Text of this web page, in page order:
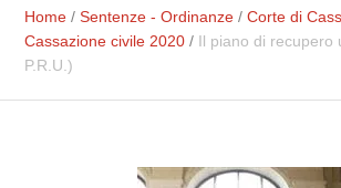
Home /Sentenze - Ordinanze /Corte di
Cassazione civile 2020 / Il piano di recupero
P.R.U.)